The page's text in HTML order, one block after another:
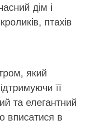
дім і
птахів
який
її
та елегантний
вписатися в